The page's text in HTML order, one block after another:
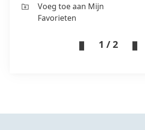
Voeg toe aan Mijn
Favorieten
1 / 2